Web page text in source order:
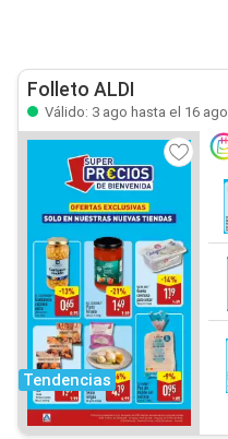
Folleto ALDI
Válido: 3 ago hasta el 16 ago
Tendencias